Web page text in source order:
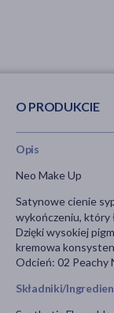
O PRODUKCIE
Opis
Neo Make Up
Satynowe cienie
wykończeniu, który
Dzięki wysokiej
kremowa
Odcień: 02 Peachy
Składniki/